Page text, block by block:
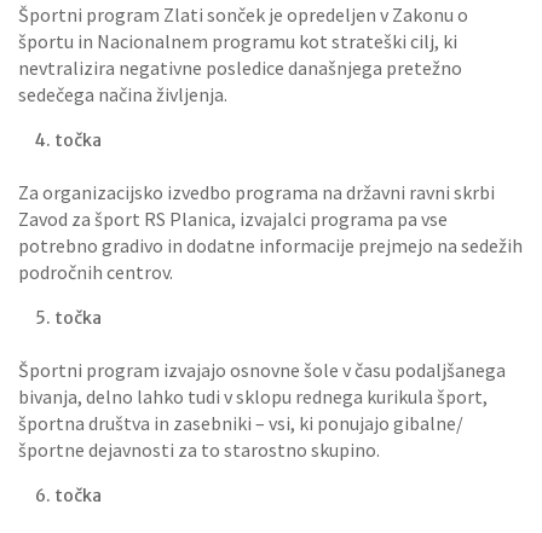
Športni program Zlati sonček je opredeljen v Zakonu o
športu in Nacionalnem programu kot strateški cilj, ki
nevtralizira negativne posledice današnjega pretežno
sedečega načina življenja.
točka
Za organizacijsko izvedbo programa na državni ravni skrbi
Zavod za šport RS Planica, izvajalci programa pa vse
potrebno gradivo in dodatne informacije prejmejo na sedežih
področnih centrov.
točka
Športni program izvajajo osnovne šole v času podaljšanega
bivanja, delno lahko tudi v sklopu rednega kurikula šport,
športna društva in zasebniki – vsi, ki ponujajo gibalne/
športne dejavnosti za to starostno skupino.
točka